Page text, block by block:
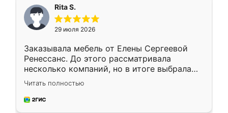
Rita S.
29 июля 2026
Заказывала мебель от Елены Сергеевой
Ренессанс. До этого рассматривала
несколько компаний, но в итоге выбрала
эту. Сначала обговорили условия, потом
приехал замерщик, всё спокойно объяснил
и снял размеры. Изготовили в срок, с
Читать полностью